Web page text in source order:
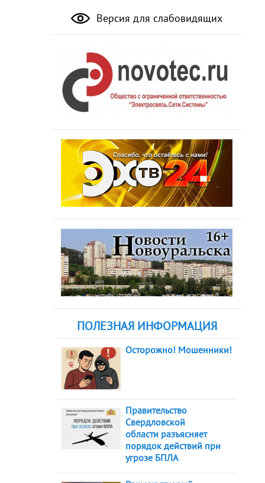
Версия для слабовидящих
ПОЛЕЗНАЯ ИНФОРМАЦИЯ
Осторожно! Мошенники!
Правительство
Свердловской
области разъясняет
порядок действий при
угрозе БПЛА